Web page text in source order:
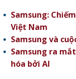
Samsung:
Việt Nam
Samsung và
Samsung ra
hóa bởi AI